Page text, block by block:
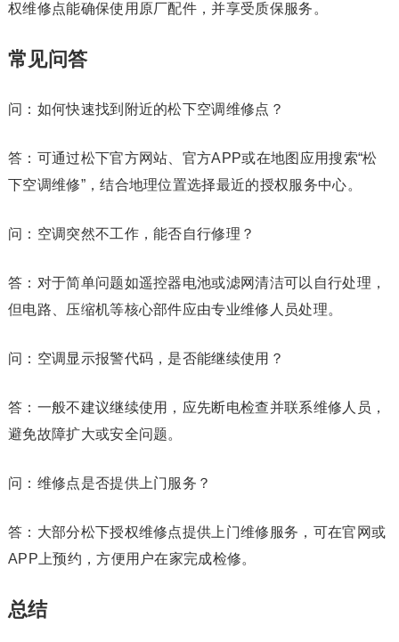
权维修点能确保使用原厂配件，并享受质保服务。
常见问答
问：如何快速找到附近的松下空调维修点？
答：可通过松下官方网站、官方APP或在地图应用搜索“松
下空调维修”，结合地理位置选择最近的授权服务中心。
问：空调突然不工作，能否自行修理？
答：对于简单问题如遥控器电池或滤网清洁可以自行处理，
但电路、压缩机等核心部件应由专业维修人员处理。
问：空调显示报警代码，是否能继续使用？
答：一般不建议继续使用，应先断电检查并联系维修人员，
避免故障扩大或安全问题。
问：维修点是否提供上门服务？
答：大部分松下授权维修点提供上门维修服务，可在官网或
APP上预约，方便用户在家完成检修。
总结